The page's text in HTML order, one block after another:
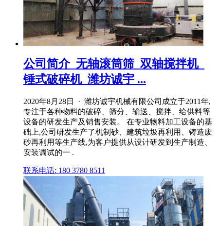
公司简介_无轴滚筒筛_双轴搅拌机_
锤式破碎机_潍坊诚宇 ...
2020年8月28日 · 潍坊诚宇机械有限公司成立于2011年,
专注于各种物料的破碎、筛分、输送、搅拌、给供料等
设备的研发生产及销售安装。 在专业物料加工设备的基
础上,公司研发生产了机制砂、建筑垃圾再利用、铸造废
砂再利用等生产线,为客户提供从设计研发到生产制造、
安装调试的一 .
联系电话: 180 3780 8511